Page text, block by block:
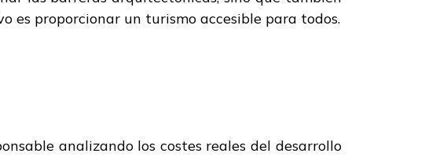
es proporcionar un turismo accesible para todos.
analizando los costes reales del desarrollo